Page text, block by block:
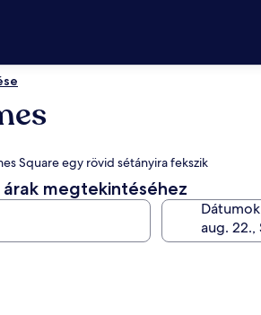
Square egy rövid sétányira fekszik
megtekintéséhez
Dátumok